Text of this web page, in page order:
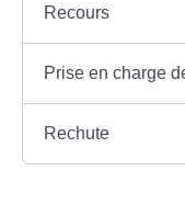
Recours
Prise en charge
Rechute